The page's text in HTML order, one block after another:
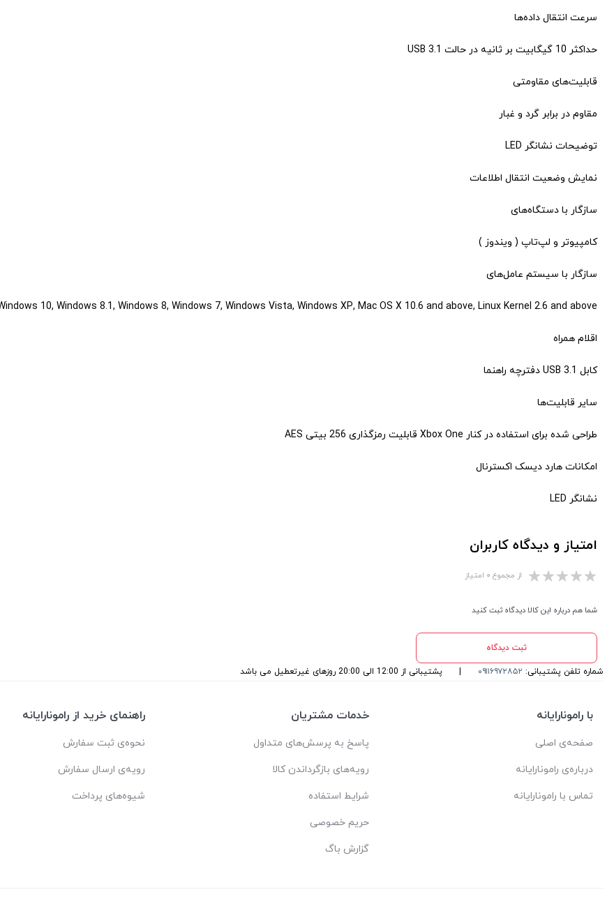
سرعت انتقال داده‌ها
حداکثر 10 گیگابیت بر ثانیه در حالت USB 3.1
قابلیت‌های مقاومتی
مقاوم در برابر گرد و غبار
توضیحات نشانگر LED
نمایش وضعیت انتقال اطلاعات
سازگار با دستگاه‌های
کامپیوتر و لپ‌تاپ ( ویندوز )
سازگار با سیستم‌ عامل‌های
10, Windows 8.1, Windows 8, Windows 7, Windows Vista, Windows XP, Mac OS X 10.6 and above, Linux Kernel 2.6 and above
اقلام همراه
کابل USB 3.1 دفترچه راهنما
سایر قابلیت‌ها
طراحی شده برای استفاده در کنار Xbox One قابلیت رمزگذاری 256 بیتی AES
امکانات هارد دیسک اکسترنال
نشانگر LED
امتیاز و دیدگاه کاربران
از مجموع ۰ امتیاز
شما هم درباره این کالا دیدگاه ثبت کنید
ثبت دیدگاه
شماره تلفن پشتیبانی: ۰۹۱۱۶۹۷۲۸۵۲ پشتیبانی از 12:00 الی 20:00 روزهای غیرتعطیل می باشد
با رامونارایانه
صفحه‌ی اصلی
درباره‌ی رامونارایانه
تماس با رامونارایانه
خدمات مشتریان
پاسخ به پرسش‌های متداول
رویه‌های بازگرداندن کالا
شرایط استفاده
حریم خصوصی
گزارش باگ
راهنمای خرید از رامونارایانه
نحوه‌ی ثبت سفارش
رویه‌ی ارسال سفارش
شیوه‌های پرداخت